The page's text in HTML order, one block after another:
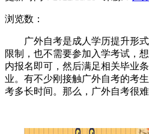
浏览数：
广外自考是成人学历提升形
限制，也不需要参加入学考试，
内报名即可，然后满足相关毕业
业。有不少刚接触广外自考的考
考多长时间。那么，广外自考很